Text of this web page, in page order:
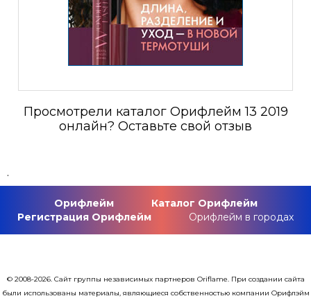
Просмотрели каталог Орифлейм 13 2019
онлайн? Оставьте свой отзыв
.
Орифлейм
Каталог Орифлейм
Регистрация Орифлейм
Орифлейм в городах
© 2008-2026. Сайт группы независимых партнеров Oriflame. При создании сайта
были использованы материалы, являющиеся собственностью компании Орифлэйм